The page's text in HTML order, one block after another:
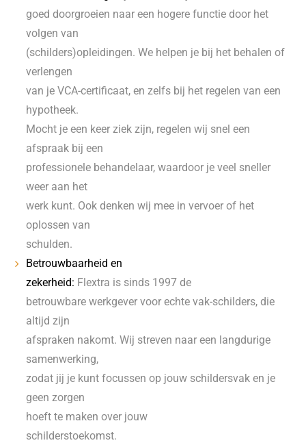
goed doorgroeien naar een hogere functie door het
volgen van
(schilders)opleidingen. We helpen je bij het behalen of
verlengen
van je VCA-certificaat, en zelfs bij het regelen van een
hypotheek.
Mocht je een keer ziek zijn, regelen wij snel een
afspraak bij een
professionele behandelaar, waardoor je veel sneller
weer aan het
werk kunt. Ook denken wij mee in vervoer of het
oplossen van
schulden.
Betrouwbaarheid en
zekerheid: Flextra is sinds 1997 de
betrouwbare werkgever voor echte vak-schilders, die
altijd zijn
afspraken nakomt. Wij streven naar een langdurige
samenwerking,
zodat jij je kunt focussen op jouw schildersvak en je
geen zorgen
hoeft te maken over jouw
schilderstoekomst.